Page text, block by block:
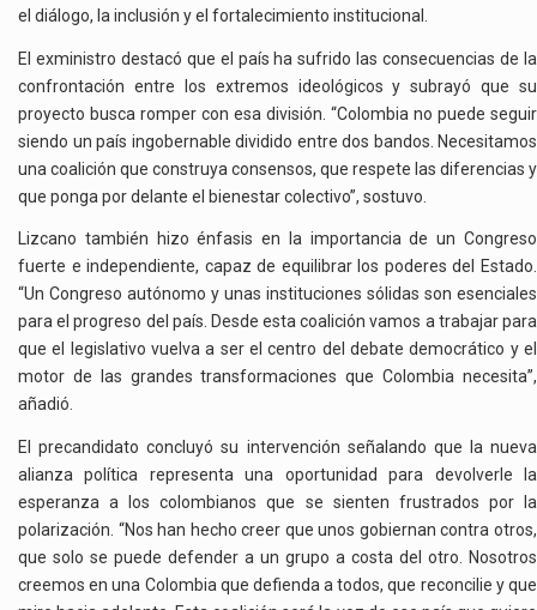
el diálogo, la inclusión y el fortalecimiento institucional.
El exministro destacó que el país ha sufrido las consecuencias de la
confrontación entre los extremos ideológicos y subrayó que su
proyecto busca romper con esa división. “Colombia no puede seguir
siendo un país ingobernable dividido entre dos bandos. Necesitamos
una coalición que construya consensos, que respete las diferencias y
que ponga por delante el bienestar colectivo”, sostuvo.
Lizcano también hizo énfasis en la importancia de un Congreso
fuerte e independiente, capaz de equilibrar los poderes del Estado.
“Un Congreso autónomo y unas instituciones sólidas son esenciales
para el progreso del país. Desde esta coalición vamos a trabajar para
que el legislativo vuelva a ser el centro del debate democrático y el
motor de las grandes transformaciones que Colombia necesita”,
añadió.
El precandidato concluyó su intervención señalando que la nueva
alianza política representa una oportunidad para devolverle la
esperanza a los colombianos que se sienten frustrados por la
polarización. “Nos han hecho creer que unos gobiernan contra otros,
que solo se puede defender a un grupo a costa del otro. Nosotros
creemos en una Colombia que defienda a todos, que reconcilie y que